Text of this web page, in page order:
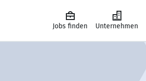
Jobs finden Unternehmen